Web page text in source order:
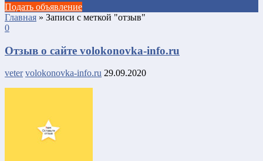
Подать объявление
Главная » Записи с меткой "отзыв"
0
Отзыв о сайте volokonovka-info.ru
veter volokonovka-info.ru 29.09.2020